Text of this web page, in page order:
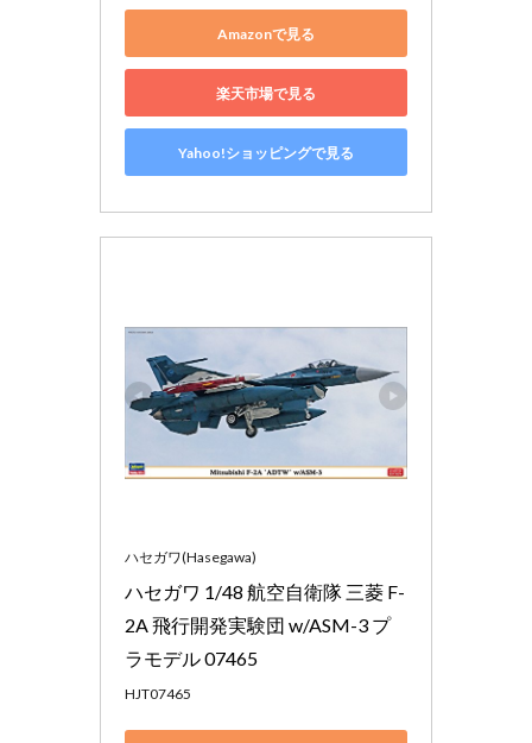
Amazonで見る
楽天市場で見る
Yahoo!ショッピングで見る
ハセガワ(Hasegawa)
ハセガワ 1/48 航空自衛隊 三菱 F-
2A 飛行開発実験団 w/ASM-3 プ
ラモデル 07465
HJT07465